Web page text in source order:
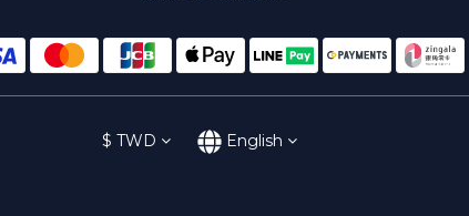
$ TWD English